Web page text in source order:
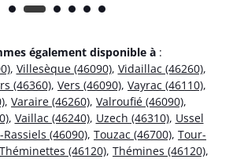
également disponible à :
, Villesèque (46090), Vidaillac (46260),
(46360), Vers (46090), Vayrac (46110),
, Varaire (46260), Valroufié (46090),
, Vaillac (46240), Uzech (46310), Ussel
(46090), Touzac (46700), Tour-
Théminettes (46120), Thémines (46120),